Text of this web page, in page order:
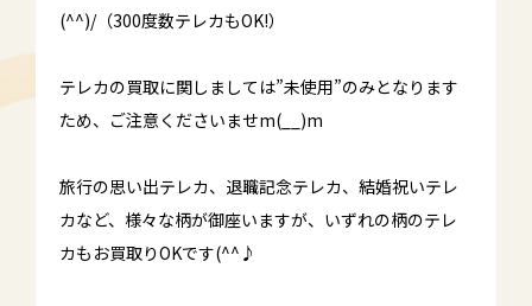
(^^)/（300度数テレカもOK!）
テレカの買取に関しましては”未使用”のみとなります
ため、ご注意くださいませm(__)m
旅行の思い出テレカ、退職記念テレカ、結婚祝いテレ
カなど、様々な柄が御座いますが、いずれの柄のテレ
カもお買取りOKです(^^♪